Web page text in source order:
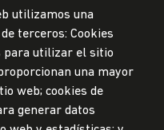
utilizamos una
terceros: Cookies
para utilizar el sitio
una mayor
web; cookies de
generar datos